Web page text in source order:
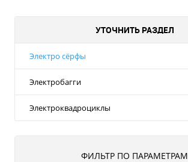
УТОЧНИТЬ РАЗДЕЛ
Электро сёрфы
Электробагги
Электроквадроциклы
ФИЛЬТР ПО ПАРАМЕТРАМ